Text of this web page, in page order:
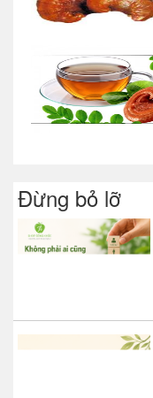
Đừng bỏ lỡ